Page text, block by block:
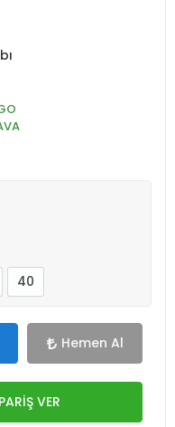
40
Hemen Al
VER